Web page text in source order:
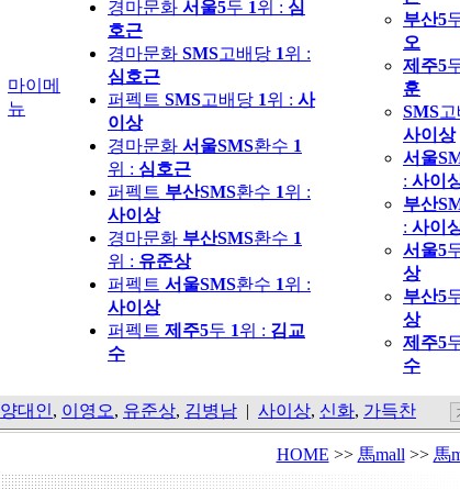
마이메
뉴
경마문화 서울5두 1위 : 심
호근
경마문화 SMS고배당 1위 :
심호근
퍼펙트 SMS고배당 1위 : 사
이상
경마문화 서울SMS환수 1
위 : 심호근
퍼펙트 부산SMS환수 1위 :
사이상
경마문화 부산SMS환수 1
위 : 유준상
퍼펙트 서울SMS환수 1위 :
사이상
퍼펙트 제주5두 1위 : 김교
수
부산5
오
제주5
훈
SMS
사이상
서울
: 사이
부산
: 사이
서울5
상
부산5
상
제주5
수
양대인, 이영오, 유준상, 김병남 | 사이상, 신화, 가득찬
HOME >> 馬mall >> 馬